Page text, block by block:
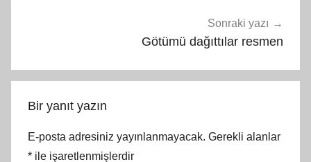
Sonraki yazı
Götümü dağıttılar resmen
Bir yanıt yazın
E-posta adresiniz yayınlanmayacak. Gerekli alanlar
* ile işaretlenmişlerdir